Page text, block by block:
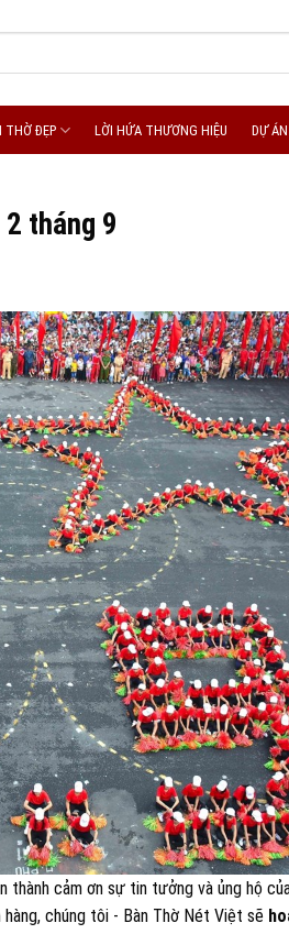
THỜ ĐẸP LỜI HỨA THƯƠNG HIỆU DỰ
tháng 9
thành cảm ơn sự tin tưởng và ủng hộ
chúng tôi - Bàn Thờ Nét Việt sẽ